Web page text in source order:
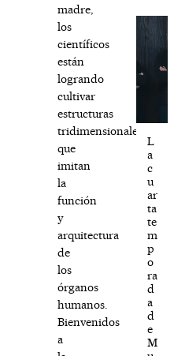
madre,
los
científicos
están
logrando
cultivar
estructuras
tridimensionales
que
imitan
la
función
y
arquitectura
de
los
órganos
humanos.
Bienvenidos
a
L
a
c
u
ar
ta
te
m
p
o
ra
d
a
d
e
M